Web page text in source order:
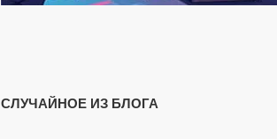
СЛУЧАЙНОЕ ИЗ БЛОГА